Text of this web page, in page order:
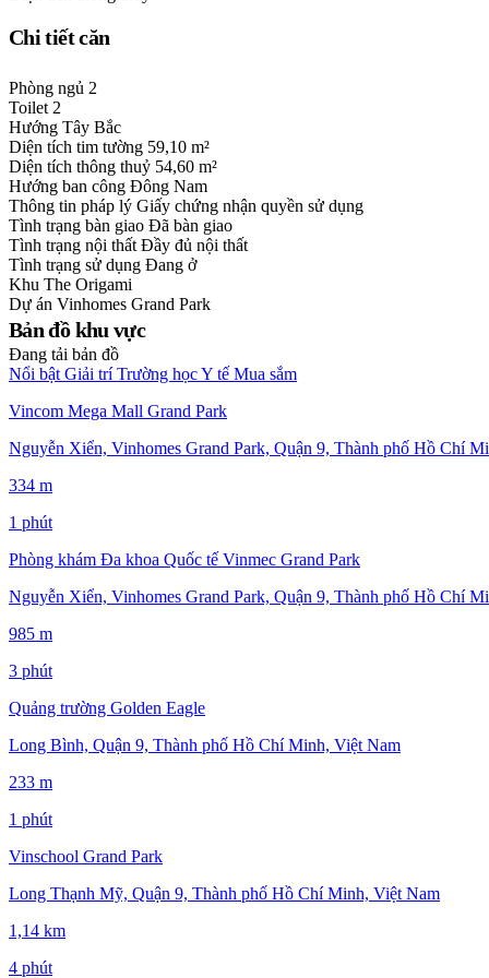
Chi tiết căn
Phòng ngủ 2
Toilet 2
Hướng Tây Bắc
Diện tích tim tường 59,10 m²
Diện tích thông thuỷ 54,60 m²
Hướng ban công Đông Nam
Thông tin pháp lý Giấy chứng nhận quyền sử dụng
Tình trạng bàn giao Đã bàn giao
Tình trạng nội thất Đầy đủ nội thất
Tình trạng sử dụng Đang ở
Khu The Origami
Dự án Vinhomes Grand Park
Bản đồ khu vực
Đang tải bản đồ
Nổi bật Giải trí Trường họcY tế Mua sắm
Vincom Mega Mall Grand Park
Nguyễn Xiển, Vinhomes Grand Park, Quận 9, Thành phố Hồ Chí
334 m
1 phút
Phòng khám Đa khoa Quốc tế Vinmec Grand Park
Nguyễn Xiển, Vinhomes Grand Park, Quận 9, Thành phố Hồ Chí
985 m
3 phút
Quảng trường Golden Eagle
Long Bình, Quận 9, Thành phố Hồ Chí Minh, Việt Nam
233 m
1 phút
Vinschool Grand Park
Long Thạnh Mỹ, Quận 9, Thành phố Hồ Chí Minh, Việt Nam
1,14 km
4 phút